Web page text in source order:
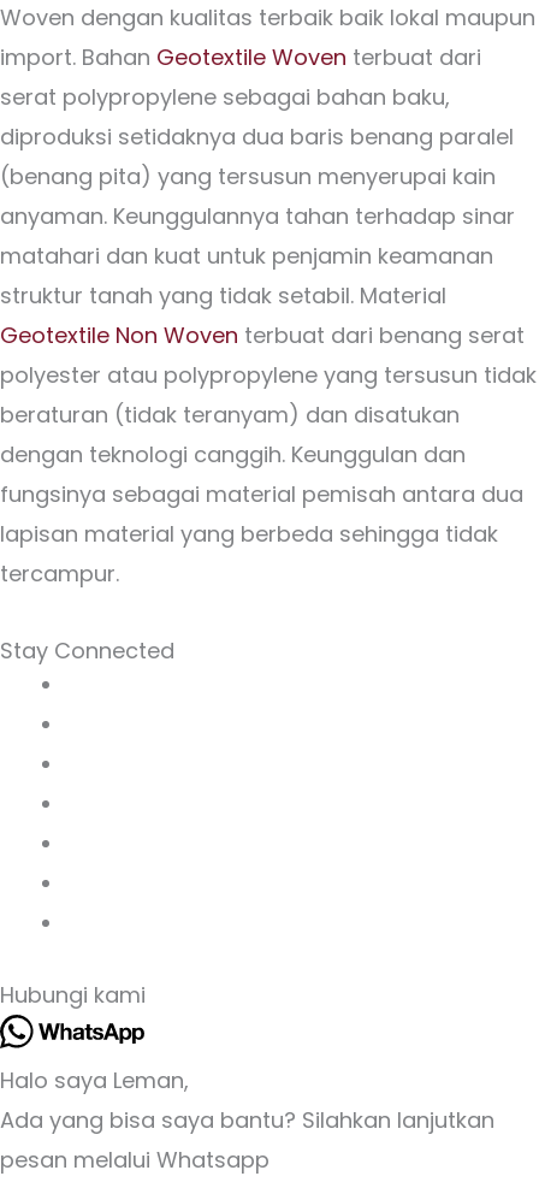
Woven dengan kualitas terbaik baik lokal maupun
import. Bahan Geotextile Woven terbuat dari
serat polypropylene sebagai bahan baku,
diproduksi setidaknya dua baris benang paralel
(benang pita) yang tersusun menyerupai kain
anyaman. Keunggulannya tahan terhadap sinar
matahari dan kuat untuk penjamin keamanan
struktur tanah yang tidak setabil. Material
Geotextile Non Woven terbuat dari benang serat
polyester atau polypropylene yang tersusun tidak
beraturan (tidak teranyam) dan disatukan
dengan teknologi canggih. Keunggulan dan
fungsinya sebagai material pemisah antara dua
lapisan material yang berbeda sehingga tidak
tercampur.
Stay Connected
Hubungi kami
Halo saya Leman,
Ada yang bisa saya bantu? Silahkan lanjutkan
pesan melalui Whatsapp